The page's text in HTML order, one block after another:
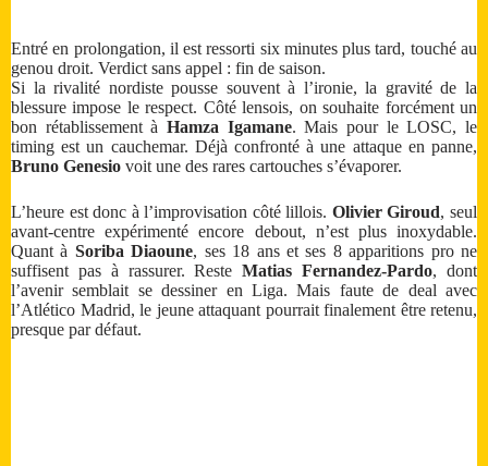
Entré en prolongation, il est ressorti six minutes plus tard, touché au
genou droit. Verdict sans appel : fin de saison.
Si la rivalité nordiste pousse souvent à l’ironie, la gravité de la
blessure impose le respect. Côté lensois, on souhaite forcément un
bon rétablissement à Hamza Igamane. Mais pour le LOSC, le
timing est un cauchemar. Déjà confronté à une attaque en panne,
Bruno Genesio voit une des rares cartouches s’évaporer.
L’heure est donc à l’improvisation côté lillois. Olivier Giroud, seul
avant-centre expérimenté encore debout, n’est plus inoxydable.
Quant à Soriba Diaoune, ses 18 ans et ses 8 apparitions pro ne
suffisent pas à rassurer. ResteMatias Fernandez-Pardo, dont
l’avenir semblait se dessiner en Liga. Mais faute de deal avec
l’Atlético Madrid, le jeune attaquant pourrait finalement être retenu,
presque par défaut.